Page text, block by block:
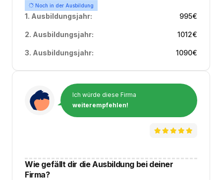
Noch in der Ausbildung
1. Ausbildungsjahr: 995€
2. Ausbildungsjahr: 1012€
3. Ausbildungsjahr: 1090€
Ich würde diese Firma
weiterempfehlen!
Wie gefällt dir die Ausbildung bei deiner
Firma?